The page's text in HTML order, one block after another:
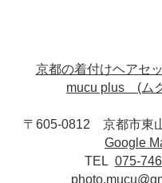
京都の着付けヘアセ
mucu plus (​ム
〒605-0812 京都市東
Google
TEL 075-